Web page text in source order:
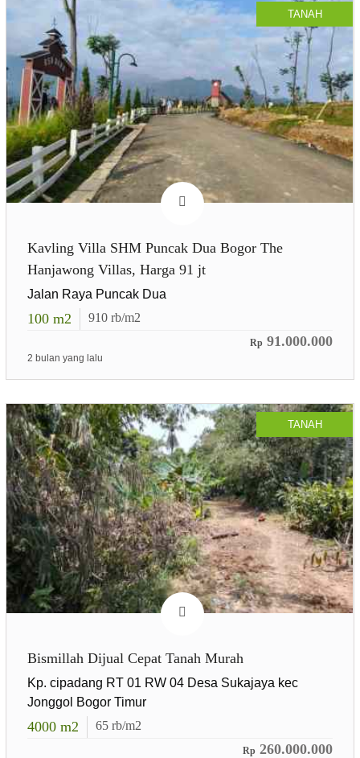
TANAH
Kavling Villa SHM Puncak Dua Bogor The
Hanjawong Villas, Harga 91 jt
Jalan Raya Puncak Dua
100 m2 910 rb/m2
Rp 91.000.000
2 bulan yang lalu
TANAH
Bismillah Dijual Cepat Tanah Murah
Kp. cipadang RT 01 RW 04 Desa Sukajaya kec
Jonggol Bogor Timur
4000 m2 65 rb/m2
Rp 260.000.000